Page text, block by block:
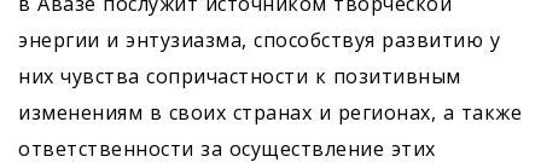
энергии и энтузиазма, способствуя развитию у
них чувства сопричастности к позитивным
изменениям в своих странах и регионах, а также
ответственности за осуществление этих